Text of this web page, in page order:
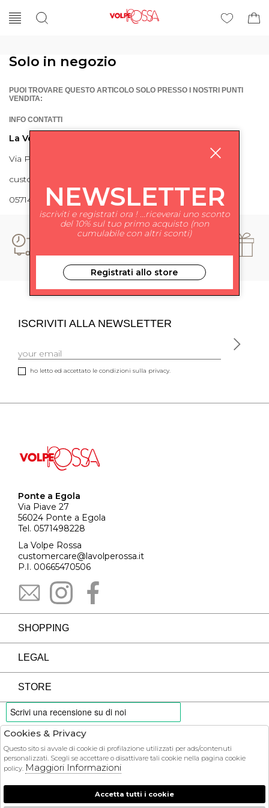
Solo in negozio
PUOI TROVARE QUESTO ARTICOLO SOLO PRESSO I NOSTRI PUNTI
VENDITA:
INFO CONTATTI
La Volpe Rossa
Via Piave 27 56024 Ponte a Egola
customercare@lavolperossa.it
0571498228
ISCRIVITI ALLA NEWSLETTER
ho letto ed accettato le condizioni sulla privacy.
Ponte a Egola
Via Piave 27
56024 Ponte a Egola
Tel. 0571498228
La Volpe Rossa
customercare@lavolperossa.it
P.I. 00665470506
SHOPPING
LEGAL
STORE
PAYMENTS
COURIER
NEWSLETTER
iscriviti e registrati ora ! ...riceverai uno sconto
del 10% sul tuo primo acquisto (non
cumulabile con altri sconti)
Registrati allo store
Cookies & Privacy
Questo sito si avvale di cookie di profilazione utilizzati per ads/contenuti
personalizzati. Scegli se accettare o disattivare tali cookie nella pagina cookie
policy. Maggiori Informazioni
Accetta tutti i cookie